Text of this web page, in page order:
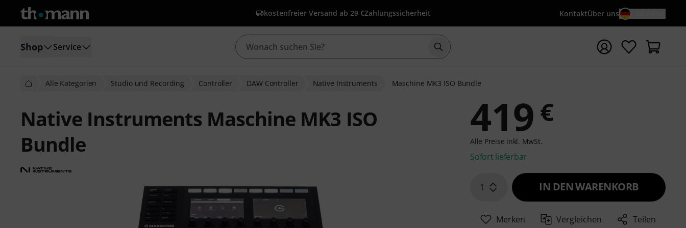
kostenfreier Versand ab 29 €Zahlungssicherheit KontaktÜber uns
Shop Service Suche mit Suchwort {searchTerm} starten
Alle Kategorien Studio und Recording Controller DAW Controller Native Instruments Maschine MK3 ISO Bundle
Native Instruments Maschine MK3 ISO
Bundle
419 €
Alle Preise inkl. MwSt.
Sofort lieferbar
1 IN DEN WARENKORB
Merken Vergleichen Teilen